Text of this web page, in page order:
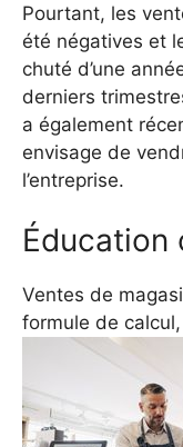
Pourtant, les
été négatives et
chuté d’une
derniers
a également
envisage de
l’entreprise.
Éducation
Ventes de
formule de